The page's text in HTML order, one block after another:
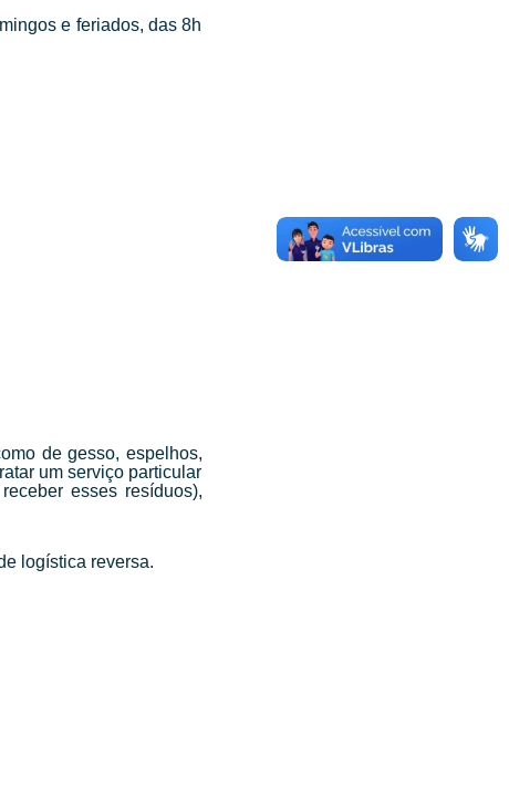
e feriados, das 8h
de gesso, espelhos,
um serviço particular
esses resíduos),
logística reversa.